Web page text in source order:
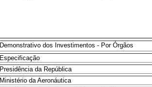
Demonstrativo dos Investimentos - Por Órgãos
Especificação
Presidência da República
Ministério da Aeronáutica